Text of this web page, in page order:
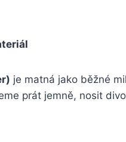
je matná jako běžné
prát jemně, nosit